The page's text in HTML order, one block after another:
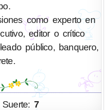
como experto en
editor o crítico
público, banquero,
7